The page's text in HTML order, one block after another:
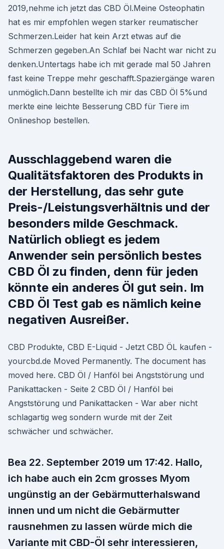
2019,nehme ich jetzt das CBD Öl.Meine Osteophatin
hat es mir empfohlen wegen starker reumatischer
Schmerzen.Leider hat kein Arzt etwas auf die
Schmerzen gegeben.An Schlaf bei Nacht war nicht zu
denken.Untertags habe ich mit gerade mal 50 Jahren
fast keine Treppe mehr geschafft.Spaziergänge waren
unmöglich.Dann bestellte ich mir das CBD Öl 5%und
merkte eine leichte Besserung CBD für Tiere im
Onlineshop bestellen.
Ausschlaggebend waren die
Qualitätsfaktoren des Produkts in
der Herstellung, das sehr gute
Preis-/Leistungsverhältnis und der
besonders milde Geschmack.
Natürlich obliegt es jedem
Anwender sein persönlich bestes
CBD Öl zu finden, denn für jeden
könnte ein anderes Öl gut sein. Im
CBD Öl Test gab es nämlich keine
negativen Ausreißer.
CBD Produkte, CBD E-Liquid - Jetzt CBD ÖL kaufen -
yourcbd.de Moved Permanently. The document has
moved here. CBD Öl / Hanföl bei Angststörung und
Panikattacken - Seite 2 CBD Öl / Hanföl bei
Angststörung und Panikattacken - War aber nicht
schlagartig weg sondern wurde mit der Zeit
schwächer und schwächer.
Bea 22. September 2019 um 17:42. Hallo,
ich habe auch ein 2cm grosses Myom
ungünstig an der Gebärmutterhalswand
innen und um nicht die Gebärmutter
rausnehmen zu lassen würde mich die
Variante mit CBD-Öl sehr interessieren,